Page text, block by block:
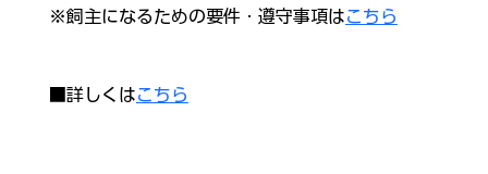
※飼主になるための要件・遵守事項はこちら
■詳しくはこちら